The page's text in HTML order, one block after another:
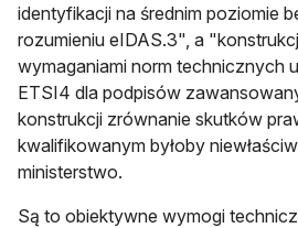
identyfikacji na średnim poziomie
rozumieniu eIDAS.3", a
wymaganiami norm technicznych
ETSI4 dla podpisów
konstrukcji zrównanie skutków
kwalifikowanym byłoby
ministerstwo.
Są to obiektywne wymogi